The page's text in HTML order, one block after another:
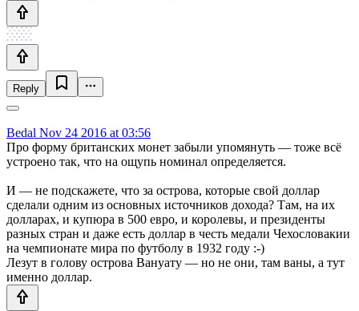
Reply
Bedal Nov 24 2016 at 03:56
Про форму британских монет забыли упомянуть — тоже всё
устроено так, что на ощупь номинал определяется.
И — не подскажете, что за острова, которые свой доллар
сделали одним из основных источников дохода? Там, на их
долларах, и купюра в 500 евро, и королевы, и президенты
разных стран и даже есть доллар в честь медали Чехословакии
на чемпионате мира по футболу в 1932 году :-)
Лезут в голову острова Вануату — но не они, там ваны, а тут
именно доллар.